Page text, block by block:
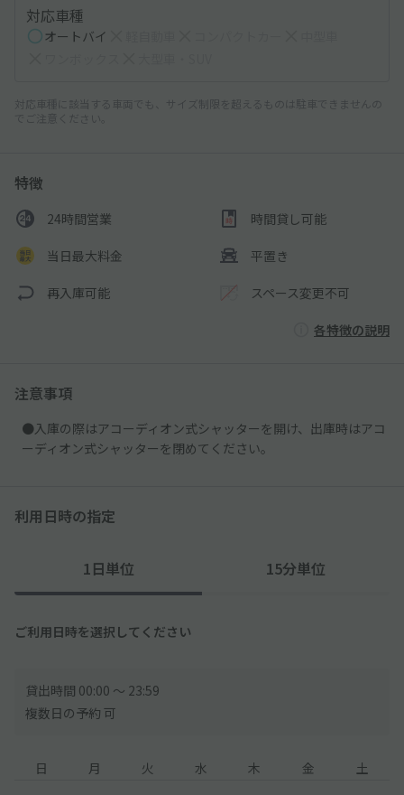
対応車種
オートバイ
対応車種に該当する車両でも、サイズ制限を超えるものは駐車できませんの
でご注意ください。
特徴
24時間営業 時間貸し可能
当日最大料金 平置き
再入庫可能 スペース変更不可
各特徴の説明
注意事項
●入庫の際はアコーディオン式シャッターを開け、出庫時はアコ
ーディオン式シャッターを閉めてください。
利用日時の指定
1日単位 15分単位
ご利用日時を選択してください
貸出時間 00:00 〜 23:59
複数日の予約 可
日 月 火 水 木 金 土